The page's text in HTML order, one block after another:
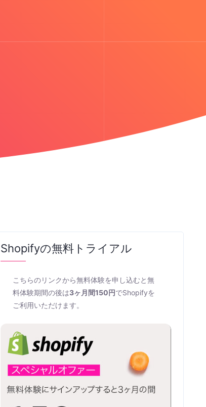
Shopifyの無料トライアル
こちらのリンクから無料体験を申し込むと無
料体験期間の後は3ヶ月間150円でShopifyを
ご利用いただけます。